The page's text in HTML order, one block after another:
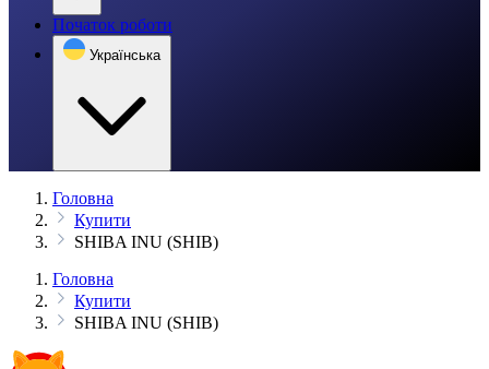
Початок роботи
Українська
Головна
Купити
SHIBA INU (SHIB)
Головна
Купити
SHIBA INU (SHIB)